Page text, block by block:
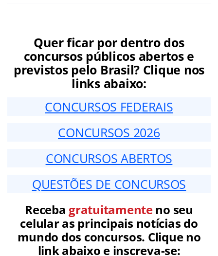
Quer ficar por dentro dos
concursos públicos abertos e
previstos pelo Brasil? Clique nos
links abaixo:
CONCURSOS FEDERAIS
CONCURSOS 2026
CONCURSOS ABERTOS
QUESTÕES DE CONCURSOS
Receba gratuitamenteno seu
celular as principais notícias do
mundo dos concursos. Clique no
link abaixo e inscreva-se: